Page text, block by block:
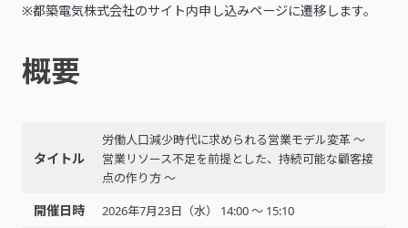
※都築電気株式会社のサイト内申し込みページに遷移します。
概要
タイトル
労働人口減少時代に求められる営業モデル変革 ～
営業リソース不足を前提とした、持続可能な顧客接
点の作り方 ～
開催日時 2026年7月23日（水） 14:00 〜 15:10